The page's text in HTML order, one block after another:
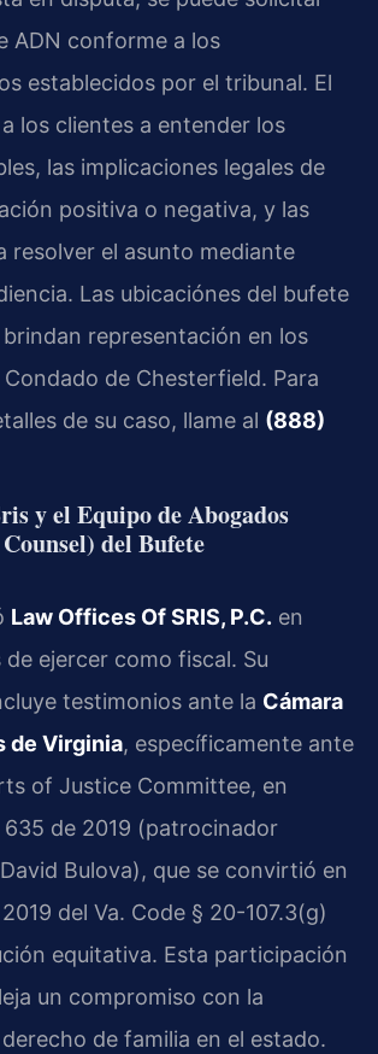
ADN conforme a los
establecidos por el tribunal. El
los clientes a entender los
las implicaciones legales de
positiva o negativa, y las
resolver el asunto mediante
Las ubicaciónes del bufete
representación en los
de Chesterfield. Para
de su caso, llame al (888)
y el Equipo de Abogados
del Bufete
Law Offices Of SRIS, P.C. en
de ejercer como fiscal. Su
testimonios ante la Cámara
de Virginia, específicamente ante
of Justice Committee, en
635 de 2019 (patrocinador
Bulova), que se convirtió en
del Va. Code § 20-107.3(g)
equitativa. Esta participación
un compromiso con la
de familia en el estado.